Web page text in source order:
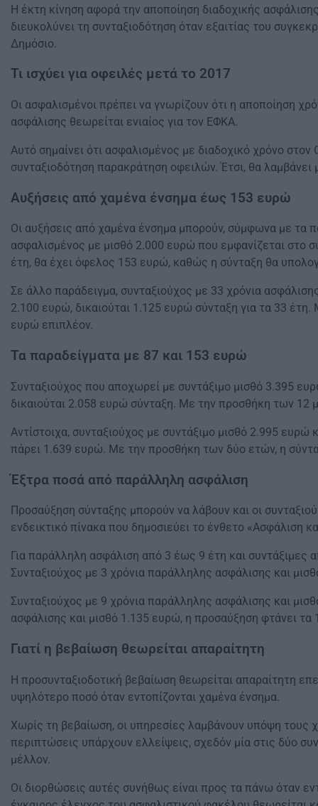
Η έκτη κίνηση αφορά την αποποίηση διαδοχικής
διευκολύνει τη συνταξιοδότηση όταν εξαιτίας του
Δημόσιο.
Τι ισχύει για οφειλές μετά το 2017
Οι ασφαλισμένοι πρέπει να γνωρίζουν ότι η αποποίηση
ασφάλισης θεωρείται ενιαίος για τον ΕΦΚΑ.
Αυτό σημαίνει ότι ασφαλισμένος με διαδοχικό χρόνο
συνταξιοδότηση παρακράτηση οφειλών. Έτσι, θα
Αυξήσεις από χαμένα ένσημα έως 153 ευρώ
Οι αυξήσεις από χαμένα ένσημα μπορούν, σύμφωνα με τα
ασφαλισμένος με μισθό 2.000 ευρώ που εμφανίζεται στο
έτη, θα έχει όφελος 153 ευρώ, καθώς η σύνταξη θα
Σε άλλο παράδειγμα, συνταξιούχος με 33 χρόνια
2.100 ευρώ, δικαιούται 1.125 ευρώ σύνταξη για τα 33
ευρώ επιπλέον.
Τα παραδείγματα με 87 και 153 ευρώ
Συνταξιούχος που αποχωρεί με συντάξιμο μισθό 3.395
δικαιούται 2.058 ευρώ σύνταξη. Με την προσθήκη των 12
Αντίστοιχα, συνταξιούχος με συντάξιμο μισθό 2.995
πάρει 1.639 ευρώ. Με την προσθήκη των δύο ετών, η
Έξτρα ποσά από παράλληλη ασφάλιση
Προσαύξηση σύνταξης μπορούν να λάβουν και οι
ενδεικτικό πίνακα που δημοσιεύει το ένθετο «Ασφάλιση
Για παράλληλη ασφάλιση από 3 έως 9 έτη και
Συνταξιούχος με 3 χρόνια παράλληλης ασφάλισης και
Συνταξιούχος με 9 χρόνια παράλληλης ασφάλισης και
ασφάλισης και μισθό 1.135 ευρώ, η προσαύξηση φτάνει
Γιατί η βεβαίωση θεωρείται απαραίτητη
Η προσυνταξιοδοτική βεβαίωση θεωρείται απαραίτητη
υψηλότερο ποσό όταν εντοπίζονται χαμένα ένσημα.
Χωρίς τη βεβαίωση, οι υπηρεσίες λαμβάνουν υπόψη
περιπτώσεις υπάρχουν ελλείψεις, σχεδόν μία στις δύο
μέλλον.
Οι διορθώσεις αυτές συνήθως είναι προς τα πάνω όταν